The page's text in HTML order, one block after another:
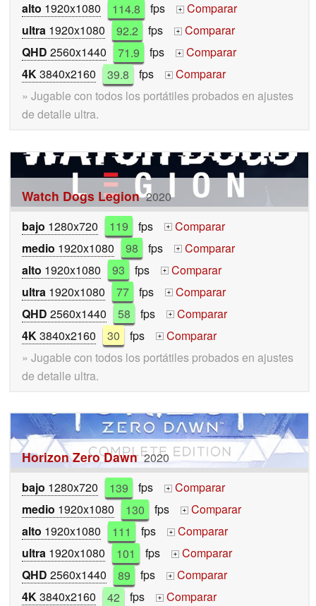
alto 1920x1080 114.8 fps +
Comparar
ultra 1920x1080 92.2 fps +
Comparar
QHD 2560x1440 71.9 fps +
Comparar
4K3840x2160 39.8 fps +
Comparar
» Jugable con todos los portátiles probados en ajustes
de detalle ultra.
Watch Dogs Legion 2020
bajo 1280x720 119 fps +
Comparar
medio 1920x1080 98 fps +
Comparar
alto 1920x1080 93 fps +
Comparar
ultra 1920x1080 77 fps +
Comparar
QHD 2560x1440 58 fps +
Comparar
4K3840x2160 30 fps +
Comparar
» Jugable con todos los portátiles probados en ajustes
de detalle ultra.
Horizon Zero Dawn 2020
bajo 1280x720 139 fps +
Comparar
medio 1920x1080 130 fps +
Comparar
alto 1920x1080 111 fps +
Comparar
ultra 1920x1080 101 fps +
Comparar
QHD 2560x1440 89 fps +
Comparar
4K3840x2160 42 fps +
Comparar